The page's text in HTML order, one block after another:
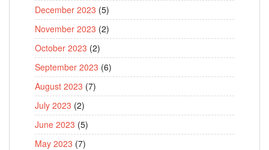
December 2023 (5)
November 2023 (2)
October 2023 (2)
September 2023 (6)
August 2023 (7)
July 2023 (2)
June 2023 (5)
May 2023 (7)